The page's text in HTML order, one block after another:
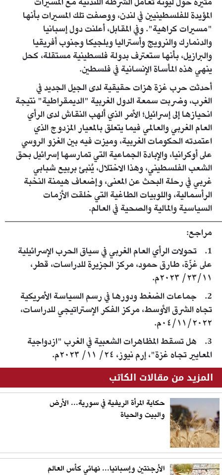
المؤيدة للفلسطينيين في لندن، ووصفت تلك المسيرات بأنها
"مسيرات كراهية". وفي المقابل، أعلنت دول إسبانيا
والدنمارك والنرويج وأستراليا وبلجيكا وجنوب أفريقيا
والبرازيل، بأنها ستعترف بدولة فلسطينية مستقلة، كحل
ينهي هذه المأساة الإنسانية في فلسطين.
أحدثت حرب غزة هزات حقيقية لدى الجيل الجديد في
الغرب، وضربت سمعة الدول الغربية "الديمقراطية" نتيجة
انحيازها إلى إسرائيل؛ الأمر الذي ألهب النقاش لدى الرأي
العام الغربي والعالمي فيما يتعلق بالمعيار المزدوج الذي
اعتمدته الحكومات الغربية، وميزت فيه بين الغزو الروسي
على أوكرانيا، والإبادة الجماعية التي تمارسها إسرائيل بحق
الشعب الفلسطيني، وهذا الاختلال، يُنبئ بربيع شبابي
غربي في رحلة البحث عن المعنى، وإضعاف هيمنة النخبة
الرأسمالية، واللوبيات الطاغية التي خلقت الأزمات
السياسية والمالية والصحية في العالم.
مراجع:
1. تحولات الرأي العام الغربي في سياق الحرب الإسرائيلية
على غزّة، طارق حمود، مركز الجزيرة للدراسات، قطر،
٢٣/١١/ ٢٠٢٣م.
2. جماعات الضغط ودورها في رسم السياسة الأمريكية
تجاه الشرق الأوسط، مركز الفكر الإستراتيجي للدراسات،
٠٤/١١/٢٠٢٢م.
3. هل تسقط المظاهرات الشعبية في الغرب "ازدواجية
المعايير تجاه غزة"، إرم نيوز، ٢٤/ ١١/ ٢٠٢٣م.
المزيد من مقالات الكاتب
حكاية المرأة الريفية في سورية... الأرض
والبيت والحياة
الأرجنتين وإسبانيا... نهائي كأس العالم